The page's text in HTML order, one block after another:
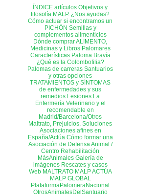
ÍNDICE artículos Objetivos y
filosofía MALP. ¿Nos ayudas?
Cómo actuar si encontramos un
PICHÓN Semillas y
complementos alimenticios
Dónde comprar ALIMENTO,
Medicinas y Libros Palomares
Características Paloma Bravía
¿Qué es la Colombofilia?
Palomas de carreras Santuarios
y otras opciones
TRATAMIENTOS y SÍNTOMAS
de enfermedades y sus
remedios Lesiones La
Enfermería Veterinario y el
recomendable en
Madrid/Barcelona/Otros
Maltrato, Prejuicios, Soluciones
Asociaciones afines en
España/Actúa Cómo formar una
Asociación de Defensa Animal /
Centro Rehabilitación
MásAnimales Galería de
imágenes Rescates y casos
Web MALTRATO MALP ACTÚA
MALP GLOBAL
PlataformaPalomeraNacional
OtrosAnimalesDelSantuario